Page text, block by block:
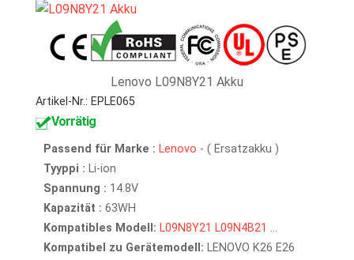
Lenovo L09N8Y21 Akku
Artikel-Nr.: EPLE065
Vorrätig
Passend für Marke : Lenovo - ( Ersatzakku )
Tyyppi : Li-ion
Spannung : 14.8V
Kapazität : 63WH
Kompatibles Modell: L09N8Y21 L09N4B21 ...
Kompatibel zu Gerätemodell: LENOVO K26 E26